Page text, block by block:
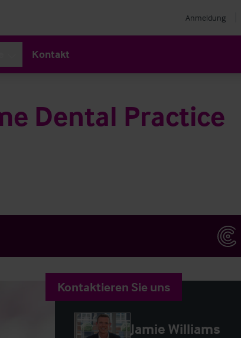
Anmeldung
Kontakt
Dental Practice
Kontaktieren Sie uns
Jamie Williams